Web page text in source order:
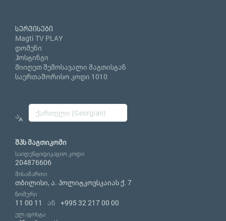
სერვისები
Magti TV PLAY
დომენი
ჰოსტინგი
მიიღეთ შემოსავალი მაგთისგან
საერთაშორისო კოდი 1010
შპს მაგთიკომი
საიდენტიფიკაციო კოდი
204876606
მისამართი
თბილისი, ა. პოლიტკოვსკაიას ქ. 7
ნომერი
11 00 11 ან +995 32 217 00 00
ელ.ფოსტა